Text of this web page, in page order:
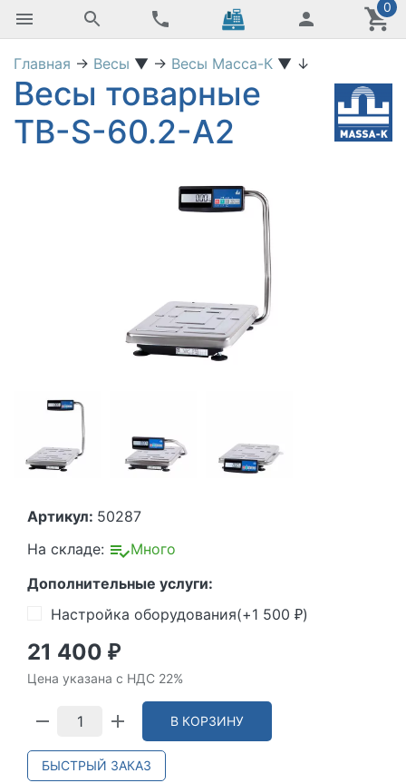
0
Главная → Весы ▼ → Весы Масса-К ▼ ↓
Весы товарные
ТВ-S-60.2-А2
Артикул: 50287
На складе:
Много
Дополнительные услуги:
Настройка оборудования(+1 500 ₽)
21 400 ₽
Цена указана с НДС 22%
В КОРЗИНУ
БЫСТРЫЙ ЗАКАЗ